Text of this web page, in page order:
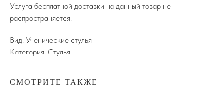
Услуга бесплатной доставки на данный товар не
распространяется.
Вид: Ученические стулья
Категория: Стулья
СМОТРИТЕ ТАКЖЕ